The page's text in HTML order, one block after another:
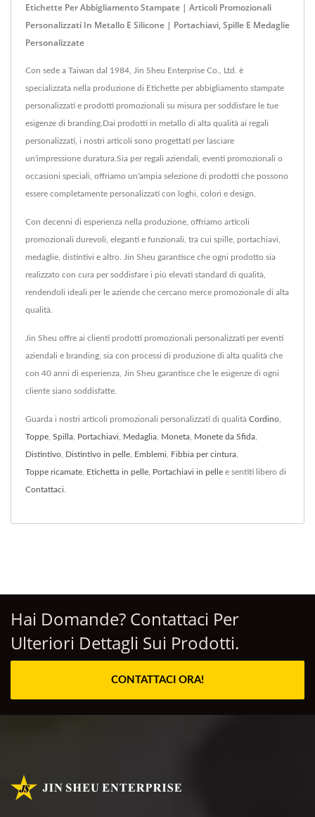
Etichette Per Abbigliamento Stampate | Articoli Promozionali
Personalizzati In Metallo E Silicone | Portachiavi, Spille E Medaglie
Personalizzate
Con sede a Taiwan dal 1984, Jin Sheu Enterprise Co., Ltd. è
specializzata nella produzione di Etichette per abbigliamento stampate
personalizzati e prodotti promozionali su misura per soddisfare le tue
esigenze di branding.Dai prodotti in metallo di alta qualità ai regali
personalizzati, i nostri articoli sono progettati per lasciare
un'impressione duratura.Sia per regali aziendali, eventi promozionali o
occasioni speciali, offriamo un'ampia selezione di prodotti che possono
essere completamente personalizzati con loghi, colori e design.
Con decenni di esperienza nella produzione, offriamo articoli
promozionali durevoli, eleganti e funzionali, tra cui spille, portachiavi,
medaglie, distintivi e altro. Jin Sheu garantisce che ogni prodotto sia
realizzato con cura per soddisfare i più elevati standard di qualità,
rendendoli ideali per le aziende che cercano merce promozionale di alta
qualità.
Jin Sheu offre ai clienti prodotti promozionali personalizzati per eventi
aziendali e branding, sia con processi di produzione di alta qualità che
con 40 anni di esperienza, Jin Sheu garantisce che le esigenze di ogni
cliente siano soddisfatte.
Guarda i nostri articoli promozionali personalizzati di qualità Cordino
Toppe Spilla Portachiavi Medaglia Moneta Monete da Sfida
Distintivo Distintivo in pelle Emblemi Fibbia per cintura
Toppe ricamate Etichetta in pelle Portachiavi in pelle e sentiti libero di
Contattaci
Hai Domande? Contattaci Per
Ulteriori Dettagli Sui Prodotti.
CONTATTACI ORA!